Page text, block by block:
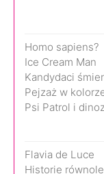
Homo sapiens?
Ice Cream Man
Kandydaci
Pejzaż w
Psi Patrol i
Flavia de Luce
Historie